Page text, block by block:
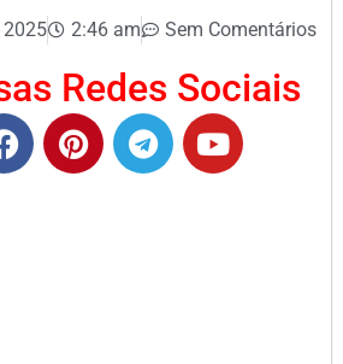
2025 2:46 am Sem Comentários
Redes Sociais